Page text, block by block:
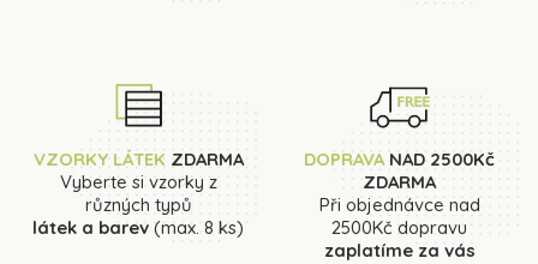
VZORKY LÁTEK ZDARMA
Vyberte si vzorky z
různých typů
látek a barev (max. 8 ks)
DOPRAVANAD 2500Kč
ZDARMA
Při objednávce nad
2500Kč dopravu
zaplatíme za vás